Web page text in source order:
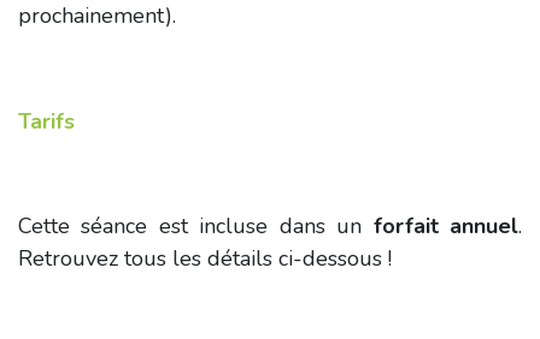
prochainement).
Tarifs
Cette séance est incluse dans un forfait annuel.
Retrouvez tous les détails ci-dessous !